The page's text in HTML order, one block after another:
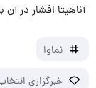
آناهیتا افشار در
نماوا
خبرگزاری